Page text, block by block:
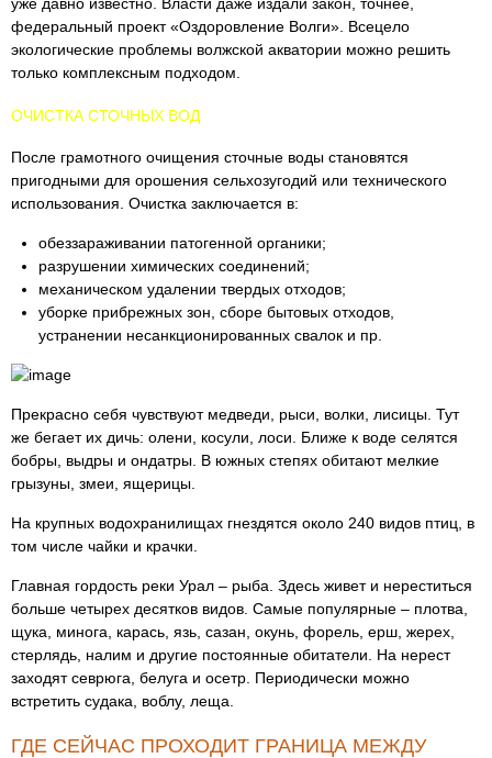
федеральный проект «Оздоровление Волги». Всецело
экологические проблемы волжской акватории можно решить
только комплексным подходом.
ОЧИСТКА СТОЧНЫХ ВОД
После грамотного очищения сточные воды становятся
пригодными для орошения сельхозугодий или технического
использования. Очистка заключается в:
обеззараживании патогенной органики;
разрушении химических соединений;
механическом удалении твердых отходов;
уборке прибрежных зон, сборе бытовых отходов,
устранении несанкционированных свалок и пр.
Прекрасно себя чувствуют медведи, рыси, волки, лисицы. Тут
же бегает их дичь: олени, косули, лоси. Ближе к воде селятся
бобры, выдры и ондатры. В южных степях обитают мелкие
грызуны, змеи, ящерицы.
На крупных водохранилищах гнездятся около 240 видов птиц, в
том числе чайки и крачки.
Главная гордость реки Урал – рыба. Здесь живет и нереститься
больше четырех десятков видов. Самые популярные – плотва,
щука, минога, карась, язь, сазан, окунь, форель, ерш, жерех,
стерлядь, налим и другие постоянные обитатели. На нерест
заходят севрюга, белуга и осетр. Периодически можно
встретить судака, воблу, леща.
ГДЕ СЕЙЧАС ПРОХОДИТ ГРАНИЦА МЕЖДУ